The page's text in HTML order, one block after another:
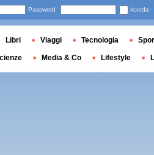
Password ricorda
Libri Viaggi Tecnologia
Media & Co Lifestyle